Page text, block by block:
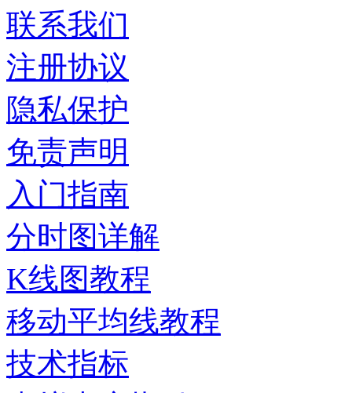
联系我们
注册协议
隐私保护
免责声明
入门指南
分时图详解
K线图教程
移动平均线教程
技术指标